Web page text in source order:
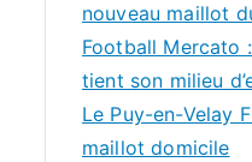
nouveau maillot
Football Mercato
tient son milieu
Le Puy-en-Velay
maillot domicile